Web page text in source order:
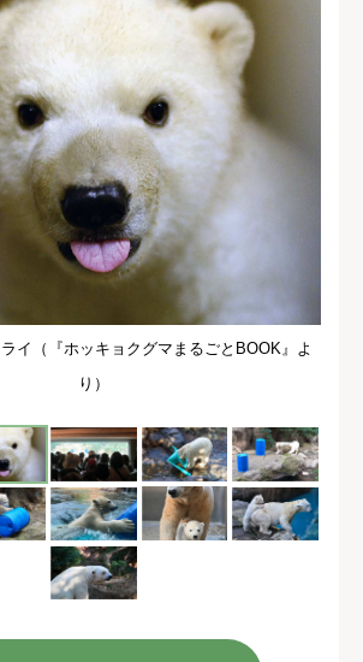
イ（『ホッキョクグマまるごとBOOK』よ
り）